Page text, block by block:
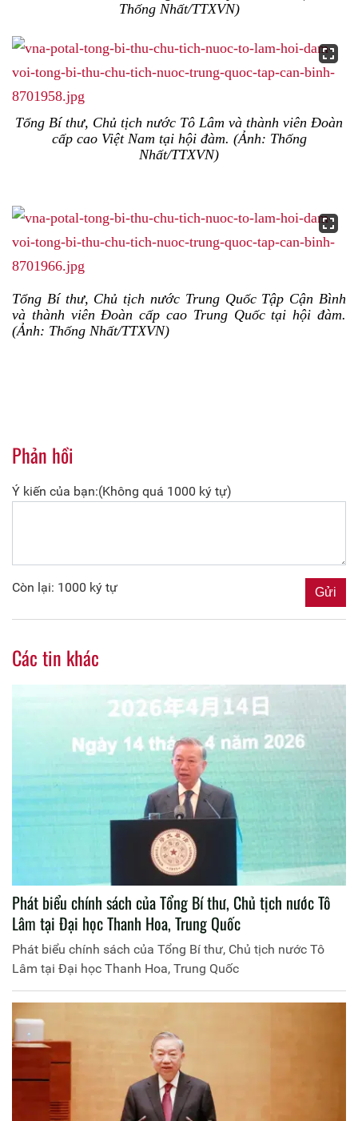
Thống Nhất/TTXVN)
Tổng Bí thư, Chủ tịch nước Tô Lâm và thành viên Đoàn
cấp cao Việt Nam tại hội đàm. (Ảnh: Thống
Nhất/TTXVN)
Tổng Bí thư, Chủ tịch nước Trung Quốc Tập Cận Bình
và thành viên Đoàn cấp cao Trung Quốc tại hội đàm.
(Ảnh: Thống Nhất/TTXVN)
Phản hồi
Ý kiến của bạn:(Không quá 1000 ký tự)
Còn lại: 1000 ký tự
Các tin khác
Phát biểu chính sách của Tổng Bí thư, Chủ tịch nước Tô
Lâm tại Đại học Thanh Hoa, Trung Quốc
Phát biểu chính sách của Tổng Bí thư, Chủ tịch nước Tô
Lâm tại Đại học Thanh Hoa, Trung Quốc